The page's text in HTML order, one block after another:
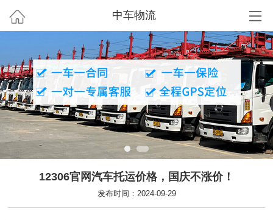
中车物流
12306官网汽车托运价格，国庆不涨价！
发布时间：2024-09-29